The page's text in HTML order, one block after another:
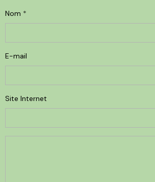
Nom
E-mail
Site Internet